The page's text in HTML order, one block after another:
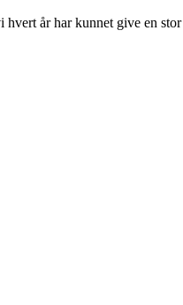
år har kunnet give en